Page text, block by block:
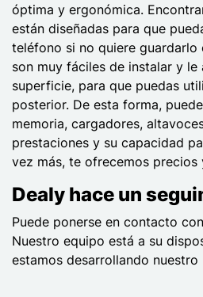
óptima y ergonómica.
están diseñadas para que
teléfono si no quiere guardarlo
son muy fáciles de instalar y
superficie, para que puedas
posterior. De esta forma,
memoria, cargadores,
prestaciones y su capacidad
vez más, te ofrecemos
Dealy hace un
Puede ponerse en contacto
Nuestro equipo está a su
estamos desarrollando